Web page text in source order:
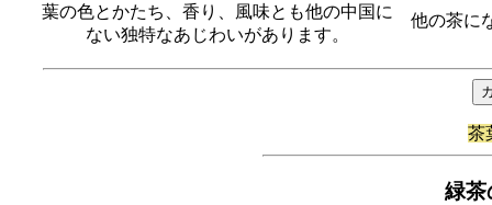
葉の色とかたち、香り、風味とも他の中国に
ない独特なあじわいがあります。
他の茶に
茶
緑茶